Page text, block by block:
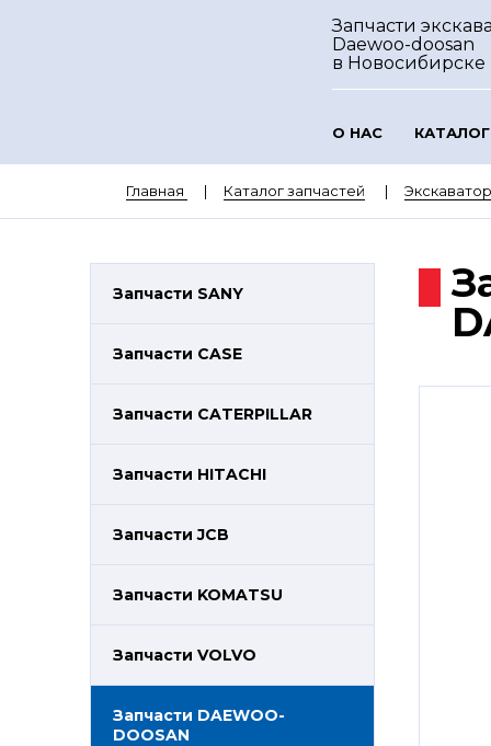
Запчасти
Daewoo-doosan
в Новосибирске
О НАС
Главная Каталог запчастей
Запчасти SANY
Запчасти CASE
Запчасти CATERPILLAR
Запчасти HITACHI
Запчасти JCB
Запчасти KOMATSU
Запчасти VOLVO
Запчасти DAEWOO-
DOOSAN